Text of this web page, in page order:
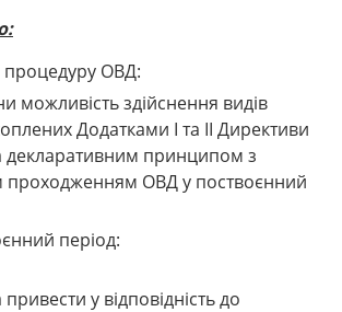
процедуру ОВД:
можливість здійснення видів
Додатками І та ІІ Директиви
декларативним принципом з
проходженням ОВД у поствоєнний
період:
у відповідність до